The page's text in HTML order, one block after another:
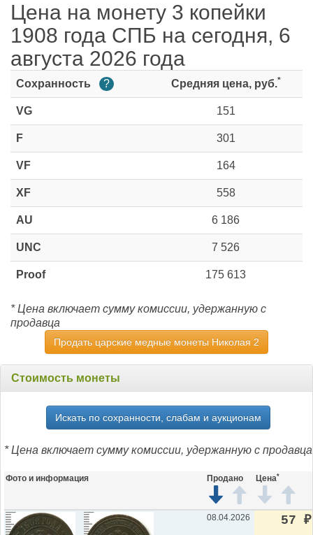
Цена на монету 3 копейки
1908 года СПБ на сегодня, 6
августа 2026 года
Сохранность ? Средняя цена, руб.*
VG 151
F 301
VF 164
XF 558
AU 6 186
UNC 7 526
Proof 175 613
* Цена включает сумму комиссии, удержанную с
продавца
Продать царские медные монеты Николая 2
Стоимость монеты
Искать по сохранности, слабам и аукционам
* Цена включает сумму комиссии, удержанную с продавца
Фото и информация Продано Цена*
08.04.2026 57 ₽